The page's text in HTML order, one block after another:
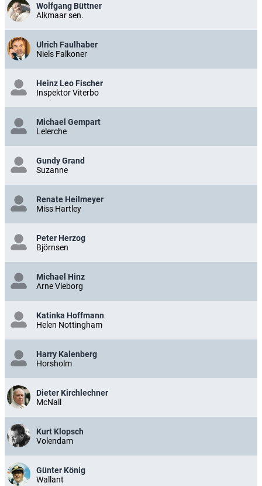
Wolfgang Büttner
Alkmaar sen.
Ulrich Faulhaber
Niels Falkoner
Heinz Leo Fischer
Inspektor Viterbo
Michael Gempart
Lelerche
Gundy Grand
Suzanne
Renate Heilmeyer
Miss Hartley
Peter Herzog
Björnsen
Michael Hinz
Arne Vieborg
Katinka Hoffmann
Helen Nottingham
Harry Kalenberg
Horsholm
Dieter Kirchlechner
McNall
Kurt Klopsch
Volendam
Günter König
Wallant